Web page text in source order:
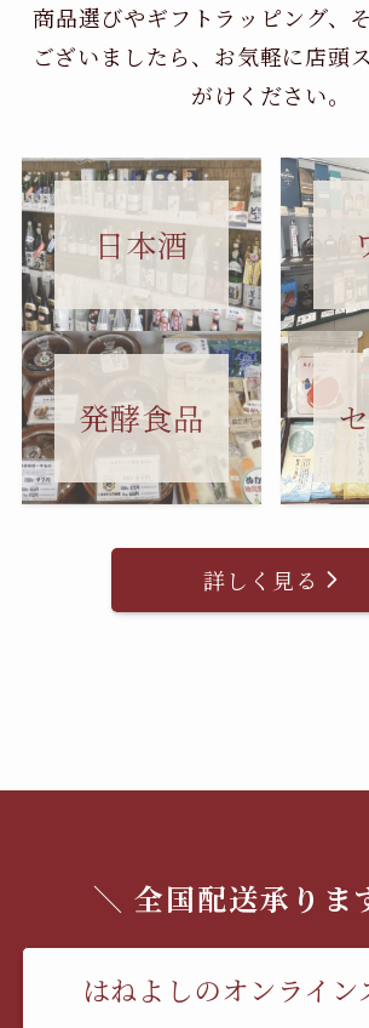
商品選びやギフトラッピング、
ございましたら、お気軽に店頭
がけください。
日本酒
発酵食品
詳しく見る
＼ 全国配送承りま
はねよしのオンライン